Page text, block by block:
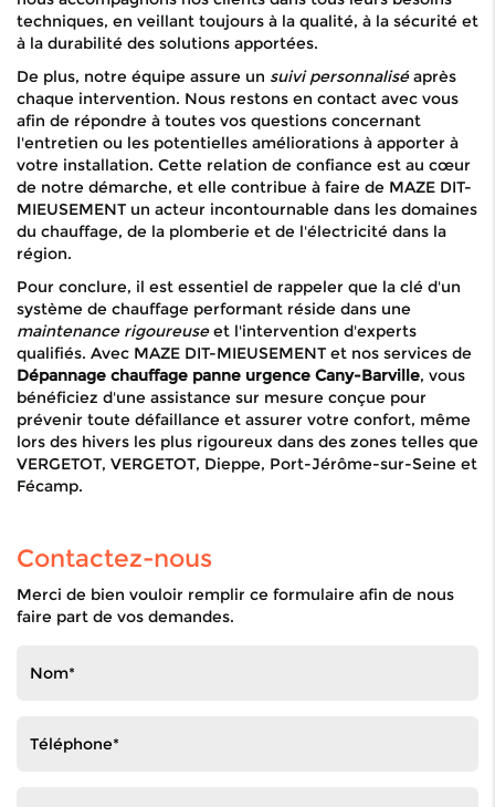
techniques, en veillant toujours à la qualité, à la sécurité et
à la durabilité des solutions apportées.
De plus, notre équipe assure un suivi personnaliséaprès
chaque intervention. Nous restons en contact avec vous
afin de répondre à toutes vos questions concernant
l'entretien ou les potentielles améliorations à apporter à
votre installation. Cette relation de confiance est au cœur
de notre démarche, et elle contribue à faire de MAZE DIT-
MIEUSEMENT un acteur incontournable dans les domaines
du chauffage, de la plomberie et de l'électricité dans la
région.
Pour conclure, il est essentiel de rappeler que la clé d'un
système de chauffage performant réside dans une
maintenance rigoureuseet l'intervention d'experts
qualifiés. Avec MAZE DIT-MIEUSEMENT et nos services de
Dépannage chauffage panne urgence Cany-Barville, vous
bénéficiez d'une assistance sur mesure conçue pour
prévenir toute défaillance et assurer votre confort, même
lors des hivers les plus rigoureux dans des zones telles que
VERGETOT, VERGETOT, Dieppe, Port-Jérôme-sur-Seine et
Fécamp.
Contactez-nous
Merci de bien vouloir remplir ce formulaire afin de nous
faire part de vos demandes.